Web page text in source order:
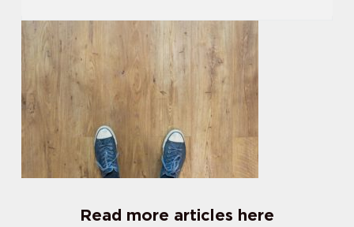
Read more articles here